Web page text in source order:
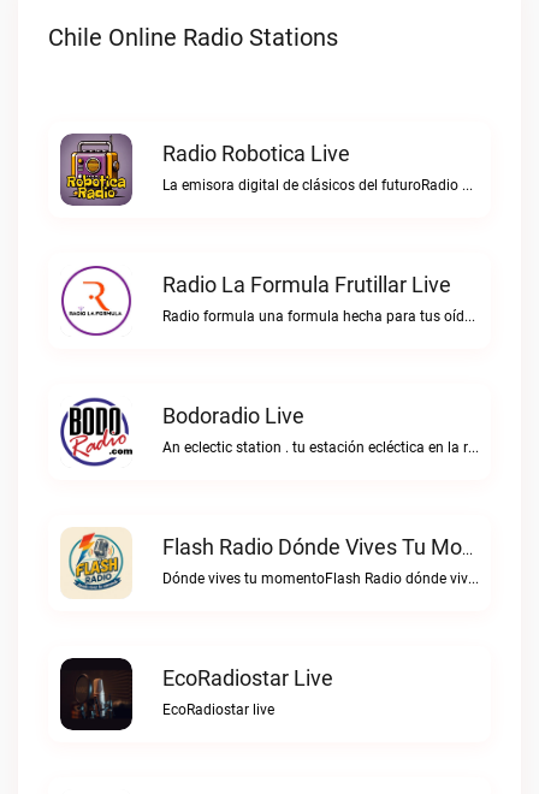
Chile Online Radio Stations
Radio Robotica Live
La emisora digital de clásicos del futuroRadio Robotica live
Radio La Formula Frutillar Live
Radio formula una formula hecha para tus oídos.Radio La Formula Frutillar live
Bodoradio Live
An eclectic station . tu estación ecléctica en la red."Bodoradio live
Flash Radio Dónde Vives Tu Momento Live
Dónde vives tu momentoFlash Radio dónde vives tu momento live
EcoRadiostar Live
EcoRadiostar live